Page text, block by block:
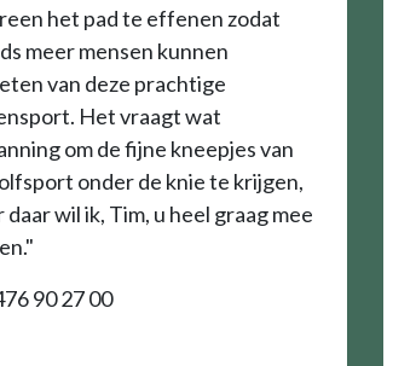
het pad te effenen zodat
meer mensen kunnen
van deze prachtige
Het vraagt wat
om de fijne kneepjes van
onder de knie te krijgen,
daar wil ik, Tim, u heel graag mee
90 27 00